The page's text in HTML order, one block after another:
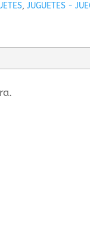
,JUGUETES -